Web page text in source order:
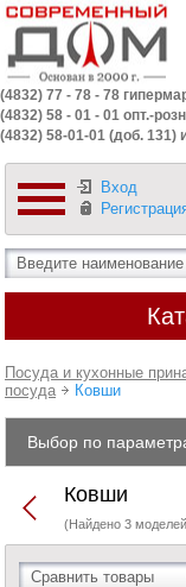
(4832) 77 - 78 - 78
(4832) 58 - 01 - 01 опт.-
(4832) 58-01-01 (доб. 131)
Вход
Посуда и кухонные
посуда
Ковши
Выбор по
Ковши
(Найдено 3
Сравнить товары